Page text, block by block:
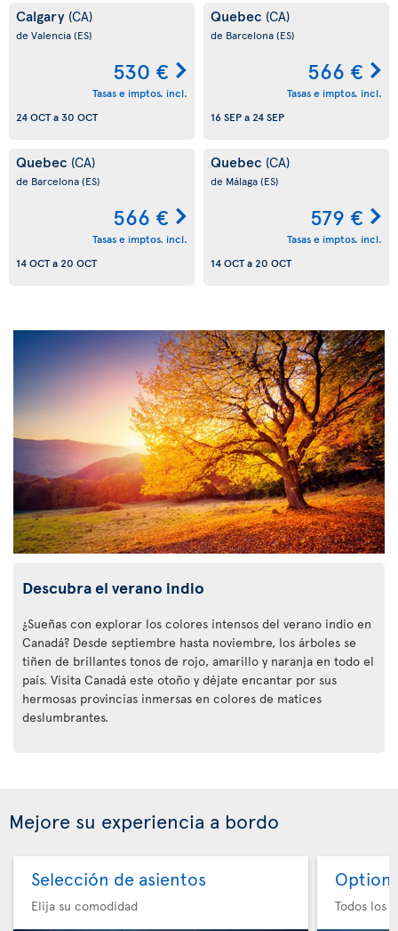
Calgary (CA)
de Valencia(ES)
530 €
Tasas e imptos. incl.
24 OCTa 30 OCT
Quebec (CA)
de Barcelona(ES)
566 €
Tasas e imptos. incl.
16 SEPa24 SEP
Quebec (CA)
de Barcelona(ES)
566 €
Tasas e imptos. incl.
14 OCTa20 OCT
Quebec (CA)
de Málaga(ES)
579 €
Tasas e imptos. incl.
14 OCTa20 OCT
Descubra el verano indio
¿Sueñas con explorar los colores intensos del verano indio en
Canadá? Desde septiembre hasta noviembre, los árboles se
tiñen de brillantes tonos de rojo, amarillo y naranja en todo el
país. Visita Canadá este otoño y déjate encantar por sus
hermosas provincias inmersas en colores de matices
deslumbrantes.
Mejore su experiencia a bordo
Selección de asientos
Elija su comodidad
Option
Todos los